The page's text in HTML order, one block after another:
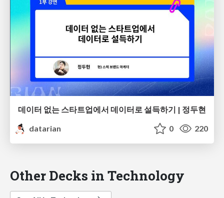
데이터 없는 스타트업에서 데이터로 설득하기 | 정두현
datarian
0 220
Other Decks in Technology